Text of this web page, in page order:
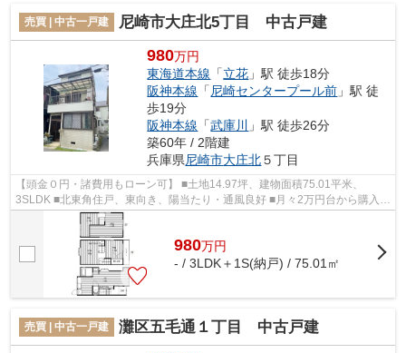
売買 | 中古一戸建 尼崎市大庄北5丁目 中古戸建
980万円
東海道本線 「立花 」駅 徒歩18分
阪神本線 「 尼崎センタープール前 」駅 徒
歩19分
阪神本線 「武庫川
」駅 徒歩26分
築60年 / 2階建
兵庫県尼崎市大庄北５丁目
【頭金０円・諸費用もローン可】 ■土地14.97坪、建物面積75.01平米、
3SLDK ■北東角住戸、東向き、陽当たり・通風良好 ■月々2万円台から購入可
能 ■即日内覧可能 ■浜田小学校徒歩6分、...
980万円
- / 3LDK＋1S(納戸) / 75.01㎡
売買 | 中古一戸建 灘区五毛通１丁目 中古戸建